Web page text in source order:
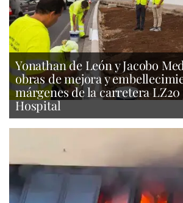
Yonathan de León y Jacobo
obras de mejora y
márgenes de la carretera
Hospital